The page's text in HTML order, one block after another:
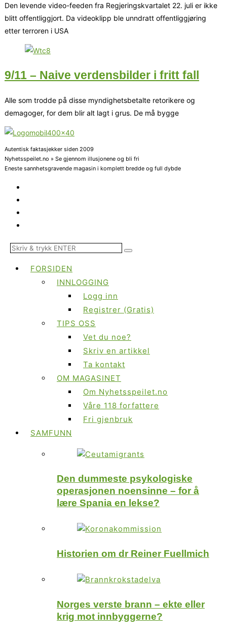
Den levende video-feeden fra Regjeringskvartalet 22. juli er ikke
blitt offentliggjort. Da videoklipp ble unndratt offentliggjøring
etter terroren i USA
9/11 – Naive verdensbilder i fritt fall
Alle som trodde på disse myndighetsbetalte retorikere og
demagoger, for dem blir alt lagt i grus. De må bygge
Autentisk faktasjekker siden 2009
Nyhetsspeilet.no » Se gjennom illusjonene og bli fri
Eneste sannhetsgravende magasin i komplett bredde og full dybde
FORSIDEN
INNLOGGING
Logg inn
Registrer (Gratis)
TIPS OSS
Vet du noe?
Skriv en artikkel
Ta kontakt
OM MAGASINET
Om Nyhetsspeilet.no
Våre 118 forfattere
Fri gjenbruk
SAMFUNN
Den dummeste psykologiske
operasjonen noensinne – for å
lære Spania en lekse?
Historien om dr Reiner Fuellmich
Norges verste brann – ekte eller
krig mot innbyggerne?